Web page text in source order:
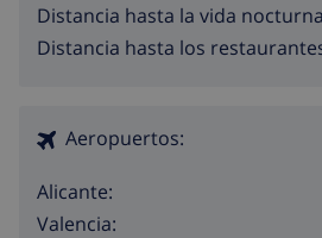
Distancia hasta la vida
Distancia hasta los
Aeropuertos:
Alicante:
Valencia: